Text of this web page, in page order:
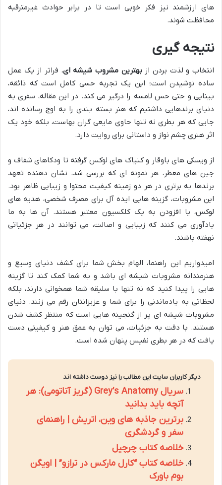
های ارزشمند نیز فکر خوبی است تا در برابر حوادث غیرمترقبه
محافظت شوند.
نتیجه گیری
انتخاب و لذت بردن ازبهترین مشروب شیشه ای، فراتر از یک عمل
ساده نوشیدن است؛ این یک تجربه حسی کامل است که ذائقه،
بینایی و حتی حس لامسه را درگیر می کند. در این مقاله، سفری به
دنیای برندهایی داشتیم که هنر بسته بندی را به اوج رسانده اند،
جایی که هر بطری نه تنها حاوی مایعی گران بهاست، بلکه خود یک
اثر هنری چشم نواز و داستانی برای روایت دارد.
از ویسکی های باوقار و کنیاک های لوکس گرفته تا ودکاهای شفاف و
جین های معطر، هر نمونه ای که بررسی شد، نشان دهنده تعهد
برندها به برتری در هر دو زمینه کیفیت محتوا و زیبایی ظاهر بود.
این مشروبات، گزینه هایی ایده آل برای مصرف شخصی، هدیه های
لوکس، یا افزودن به یک کلکسیون معتبر هستند. آن ها به ما
یادآوری می کنند که زیبایی و اصالت، می توانند در هر جزئیاتی
نهفته باشند.
امیدواریم این راهنما، الهام بخش شما برای کشف دنیای وسیع و
هنرمندانه مشروبات شیشه ای باشد و به شما کمک کند تا گزینه
هایی را پیدا کنید که نه تنها با سلیقه شما همخوانی دارند، بلکه
لحظاتی به یادماندنی را برای شما و عزیزانتان رقم می زنند. دنیای
مشروبات شیشه ای پر از گنجینه هایی است که منتظر کشف شدن
هستند. با دقت به جزئیات، می توان به عمق هنر و کیفیتی دست
یافت که در هر بطری نفیس پنهان شده است.
دیگر کاربران سایت این مطالب را نیز دوست داشته اند
سریال Grey’s Anatomy (گریز آناتومی): هر
آنچه باید بدانید
برترین جاذبه های وین، اتریش | راهنمای
سفر و گردشگری
خلاصه کتاب چرچیل
خلاصه کتاب “کارل مارکس در ترازو” | اویگن
بوم باورک